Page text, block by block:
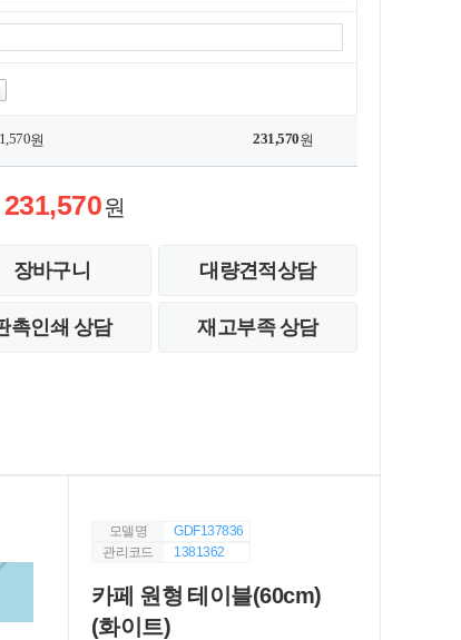
원 231,570원
231,570원
장바구니 대량견적상담
촉인쇄 상담 재고부족 상담
모델명
GDF137836
관리코드
1381362
카페 원형 테이블(60cm)
(화이트)